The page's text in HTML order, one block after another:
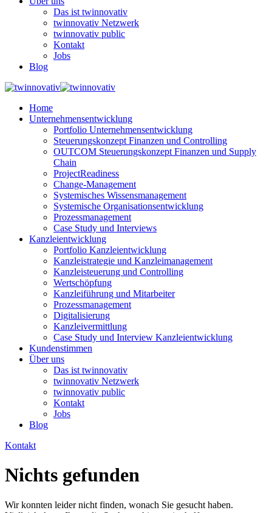
Das ist twinnovativ
twinnovativ Netzwerk
twinnovativ public
Kontakt
Jobs
Blog
Home
Unternehmensentwicklung
Portfolio Unternehmensentwicklung
Steuerungskonzept Finanzen und Controlling
OUTCOM Steuerungskonzept Finanzen und Supply
Chain
ProjectReadiness
Change-Management
Systemisches Wissensmanagement
Systemische Organisationsentwicklung
Prozessmanagement
Case Study und Interviews
Kanzleientwicklung
Portfolio Kanzleientwicklung
Kanzleistrategie und Kanzleimanagement
Kanzleisteuerung und Controlling
Wertschöpfung
Kanzleiführung und Mitarbeiter
Prozessmanagement
Digitalisierung
Kanzleivermittlung
Case Study und Interview Kanzleientwicklung
Kundenstimmen
Über uns
Das ist twinnovativ
twinnovativ Netzwerk
twinnovativ public
Kontakt
Jobs
Blog
Kontakt
Nichts gefunden
Wir konnten leider nicht finden, wonach Sie gesucht haben.